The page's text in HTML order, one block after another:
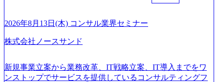
2026年8月13日(木) コンサル業界セミナー
株式会社ノースサンド
新規事業立案から業務改革、IT戦略立案、IT導入までをワ
ンストップでサービスを提供しているコンサルティングフ